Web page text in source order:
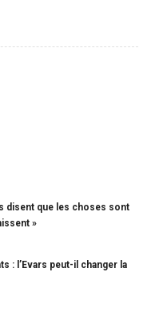
disent que les choses sont
»
: l’Evars peut-il changer la